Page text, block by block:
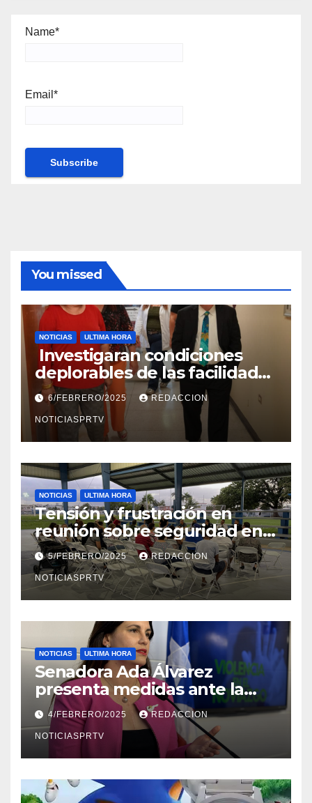
Name*
Email*
You missed
NOTICIAS ULTIMA HORA
Investigaran condiciones
deplorables de las facilidades
el Departamento de la Salud
en Mayagüez
6/FEBRERO/2025 REDACCION
NOTICIASPRTV
NOTICIAS ULTIMA HORA
Tensión y frustración en
reunión sobre seguridad en
Reparto Metropolitano
5/FEBRERO/2025 REDACCION
NOTICIASPRTV
NOTICIAS ULTIMA HORA
Senadora Ada Álvarez
presenta medidas ante la
violencia en el noviazgo
4/FEBRERO/2025 REDACCION
NOTICIASPRTV